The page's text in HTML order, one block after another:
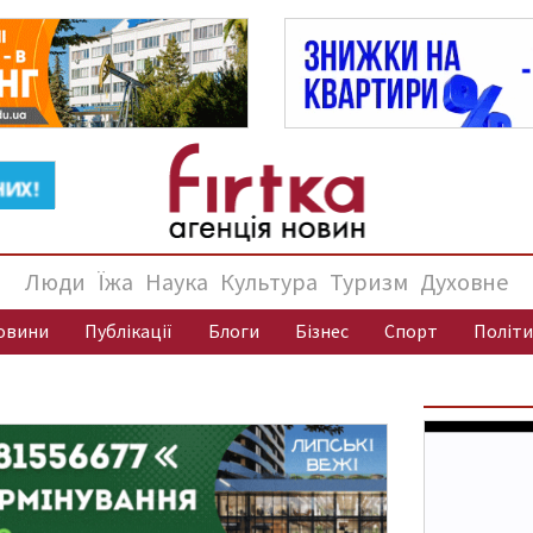
Люди Їжа Наука Культура Туризм Духовне
Публікації Блоги Бізнес Спорт